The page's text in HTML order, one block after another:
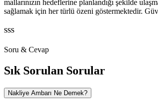
mallarınızın hedeflerine planlandığı şekilde
sağlamak için her türlü özeni göstermektedir.
SSS
Soru & Cevap
Sık Sorulan Sorular
Nakliye Ambarı Ne Demek?